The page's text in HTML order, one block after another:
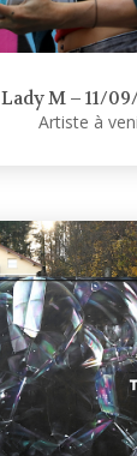
Lady M – 11/
Artiste à